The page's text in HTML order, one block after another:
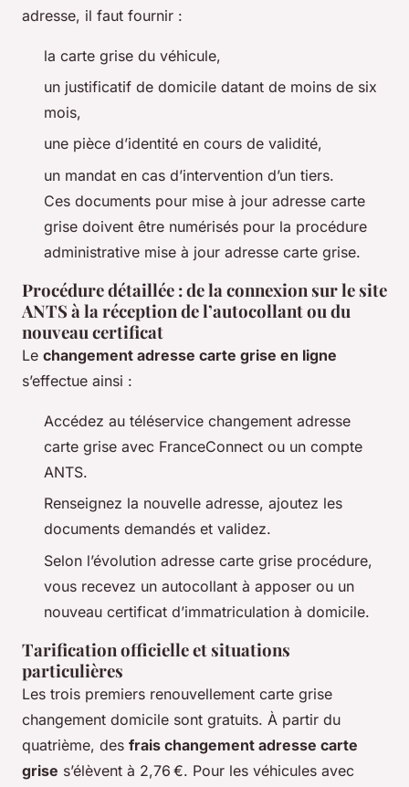
adresse, il faut fournir :
la carte grise du véhicule,
un justificatif de domicile datant de moins de six
mois,
une pièce d’identité en cours de validité,
un mandat en cas d’intervention d’un tiers.
Ces documents pour mise à jour adresse carte
grise doivent être numérisés pour la procédure
administrative mise à jour adresse carte grise.
Procédure détaillée : de la connexion sur le site
ANTS à la réception de l’autocollant ou du
nouveau certificat
Le changement adresse carte grise en ligne
s’effectue ainsi :
Accédez au téléservice changement adresse
carte grise avec FranceConnect ou un compte
ANTS.
Renseignez la nouvelle adresse, ajoutez les
documents demandés et validez.
Selon l’évolution adresse carte grise procédure,
vous recevez un autocollant à apposer ou un
nouveau certificat d’immatriculation à domicile.
Tarification officielle et situations
particulières
Les trois premiers renouvellement carte grise
changement domicile sont gratuits. À partir du
quatrième, des frais changement adresse carte
grise s’élèvent à 2,76 €. Pour les véhicules avec